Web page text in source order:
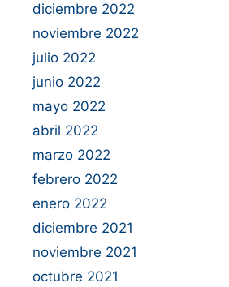
diciembre 2022
noviembre 2022
julio 2022
junio 2022
mayo 2022
abril 2022
marzo 2022
febrero 2022
enero 2022
diciembre 2021
noviembre 2021
octubre 2021